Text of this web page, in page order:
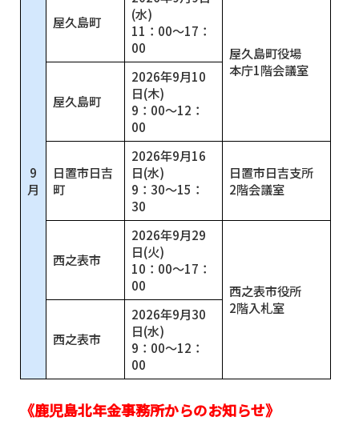
9
月
屋久島町
(水)
11：00～17：
00
屋久島町役場
本庁1階会議室
屋久島町
2026年9月10
日(木)
9：00～12：
00
日置市日吉
町
2026年9月16
日(水)
9：30～15：
30
日置市日吉支所
2階会議室
西之表市
2026年9月29
日(火)
10：00～17：
00
西之表市役所
2階入札室
西之表市
2026年9月30
日(水)
9：00～12：
00
《鹿児島北年金事務所からのお知らせ》